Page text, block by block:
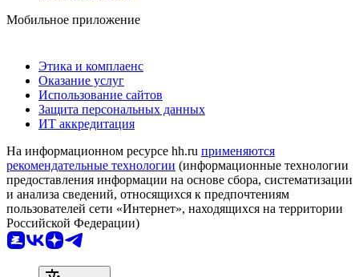
Мобильное приложение
Этика и комплаенс
Оказание услуг
Использование сайтов
Защита персональных данных
ИТ аккредитация
На информационном ресурсе hh.ru применяются
рекомендательные технологии (информационные технологии
предоставления информации на основе сбора, систематизации
и анализа сведений, относящихся к предпочтениям
пользователей сети «Интернет», находящихся на территории
Российской Федерации)